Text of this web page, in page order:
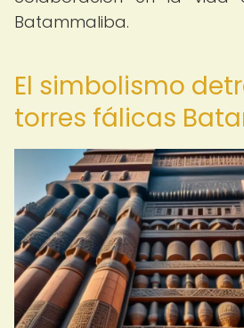
Batammaliba.
El simbolismo
torres fálicas